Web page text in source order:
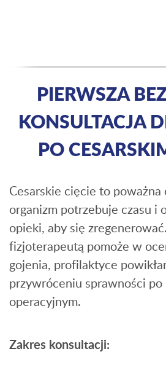
PIERWSZA
KONSULTACJA
PO
Cesarskie cięcie to
organizm potrzebuje czasu i
opieki, aby się
fizjoterapeutą pomoże w
gojenia, profilaktyce
przywróceniu sprawności po
operacyjnym.
Zakres konsultacji: